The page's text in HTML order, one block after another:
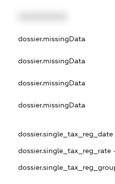
dossier.missingData
dossier.missingData
dossier.missingData
dossier.missingData
dossier.single_tax_reg_date
dossier.single_tax_reg_rate